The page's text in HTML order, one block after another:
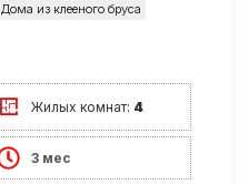
Дома из клееного бруса
Жилых комнат: 4
3 мес